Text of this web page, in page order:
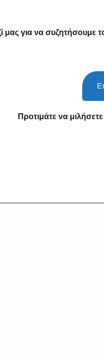
μας για να συζητήσουμε
Προτιμάτε να